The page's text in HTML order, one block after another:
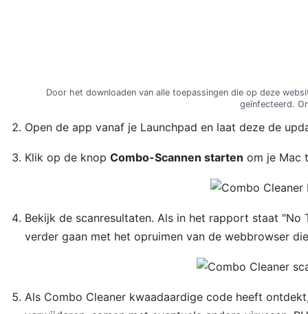
Door het downloaden van alle toepassingen die op deze
geïnfecteerd.
Open de app vanaf je Launchpad en laat deze de
Klik op de knopCombo-Scannen starten om je Mac
Bekijk de scanresultaten. Als in het rapport staat
verder gaan met het opruimen van de webbrowser
Als Combo Cleaner kwaadaardige code heeft